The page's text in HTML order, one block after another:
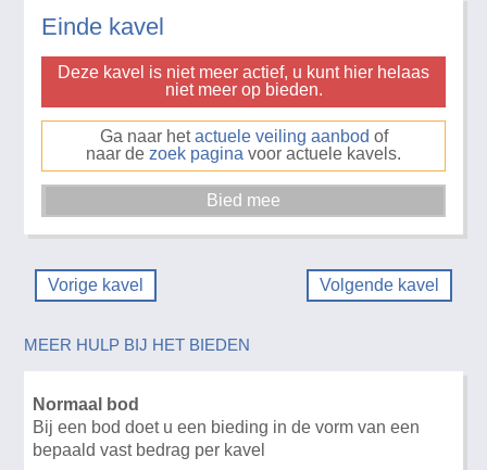
Einde kavel
Deze kavel is niet meer actief, u kunt hier helaas
niet meer op bieden.
Ga naar hetactuele veiling aanbod of
naar de zoek pagina voor actuele kavels.
Vorige kavel Volgende kavel
MEER HULP BIJ HET BIEDEN
Normaal bod
Bij een bod doet u een bieding in de vorm van een
bepaald vast bedrag per kavel